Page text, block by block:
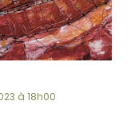
à 18h00